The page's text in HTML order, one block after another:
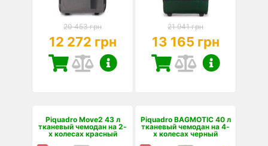
20 453 грн
12 272 грн
21 941 грн
13 165 грн
Piquadro Move2 43 л
тканевый чемодан на 2-
х колесах красный
Piquadro BAGMOTIC 40 л
тканевый чемодан на 4-
х колесах черный